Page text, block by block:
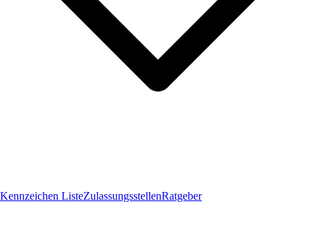
Kennzeichen ListeZulassungsstellenRatgeber